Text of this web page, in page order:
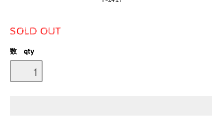
SOLD OUT
数 qty